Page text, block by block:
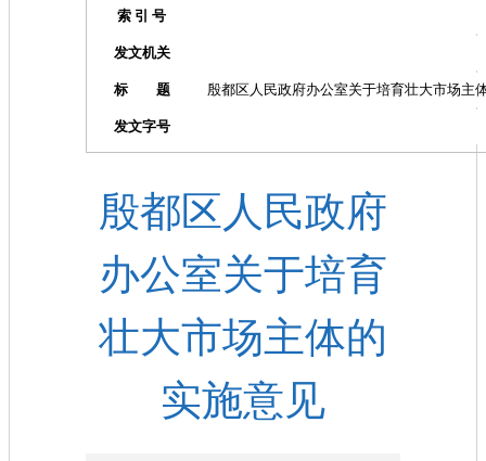
索 引 号
发文机关
标 题 殷都区人民政府办公室关于培育壮大市场主
发文字号
殷都区人民政府
办公室关于培育
壮大市场主体的
实施意见